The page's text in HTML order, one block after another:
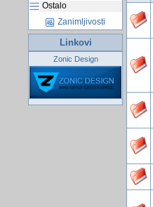
Ostalo
Zanimljivosti
Linkovi
Zonic Design